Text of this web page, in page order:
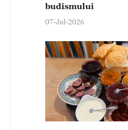
budismului
07-Jul-2026